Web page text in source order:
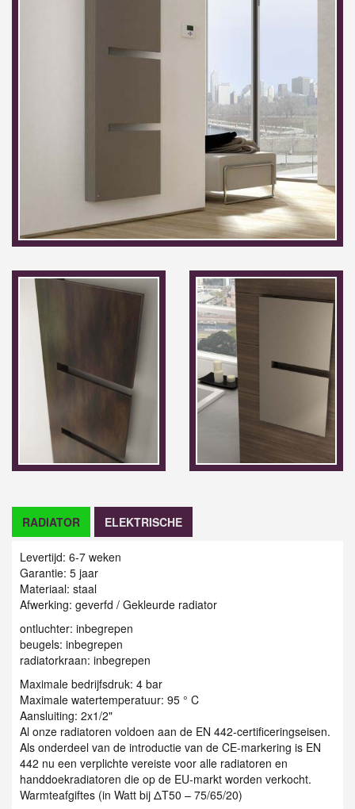
RADIATOR ELEKTRISCHE
Levertijd: 6-7 weken
Garantie: 5 jaar
Materiaal: staal
Afwerking: geverfd / Gekleurde radiator
ontluchter: inbegrepen
beugels: inbegrepen
radiatorkraan: inbegrepen
Maximale bedrijfsdruk: 4 bar
Maximale watertemperatuur: 95 ° C
Aansluiting: 2x1/2"
Al onze radiatoren voldoen aan de EN 442-certificeringseisen.
Als onderdeel van de introductie van de CE-markering is EN
442 nu een verplichte vereiste voor alle radiatoren en
handdoekradiatoren die op de EU-markt worden verkocht.
Warmteafgiftes (in Watt bij ΔT50 – 75/65/20)